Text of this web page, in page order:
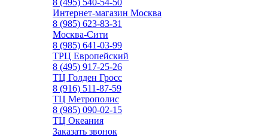
8 (495) 540-54-50
Интернет-магазин Москва
8 (985) 623-83-31
Москва-Сити
8 (985) 641-03-99
ТРЦ Европейский
8 (495) 917-25-26
ТЦ Голден Гросс
8 (916) 511-87-59
ТЦ Метрополис
8 (985) 090-02-15
ТЦ Океания
Заказать звонок